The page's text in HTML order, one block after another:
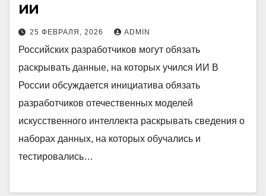
ИИ
25 ФЕВРАЛЯ, 2026 ADMIN
Российских разработчиков могут обязать
раскрывать данные, на которых учился ИИ В
России обсуждается инициатива обязать
разработчиков отечественных моделей
искусственного интеллекта раскрывать сведения о
наборах данных, на которых обучались и
тестировались…